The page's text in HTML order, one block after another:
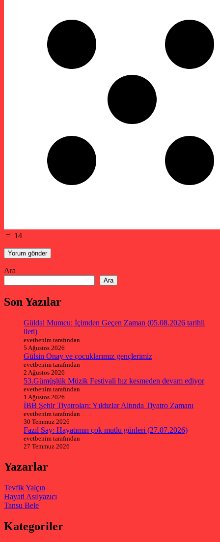
= 14
Ara
Ara
Son Yazılar
Güldal Mumcu: İçimden Geçen Zaman (05.08.2026 tarihli
ileti)
evetbenim tarafından
5 Ağustos 2026
Gülsin Onay ve çocuklarımız gençlerimiz
evetbenim tarafından
2 Ağustos 2026
53.Gümüşlük Müzik Festivali hız kesmeden devam ediyor
evetbenim tarafından
1 Ağustos 2026
İBB Şehir Tiyatroları: Yıldızlar Altında Tiyatro Zamanı
evetbenim tarafından
30 Temmuz 2026
Fazıl Say: Hayatımın çok mutlu günleri (27.07.2026)
evetbenim tarafından
27 Temmuz 2026
Yazarlar
Tevfik Yalçın
Hayati Asılyazıcı
Tansu Bele
Kategoriler